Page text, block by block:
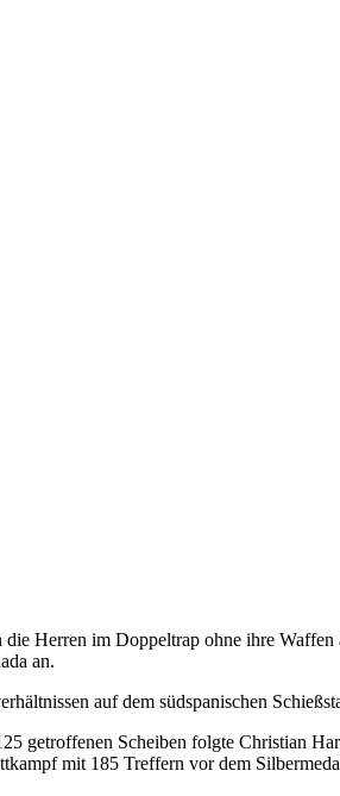
Herren im Doppeltrap ohne ihre
an.
auf dem südspanischen
getroffenen Scheiben folgte Christian
mit 185 Treffern vor dem